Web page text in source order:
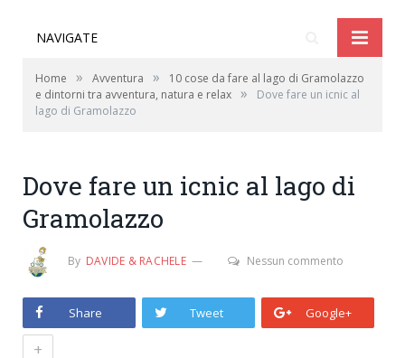
NAVIGATE
Home » Avventura »
10 cose da fare al lago di Gramolazzo
e dintorni tra avventura, natura e relax »
Dove fare un icnic al
lago di Gramolazzo
Dove fare un icnic al lago di
Gramolazzo
By DAVIDE & RACHELE Nessun commento
Share Tweet Google+
+